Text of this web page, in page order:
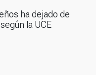
ha dejado de
la UCE